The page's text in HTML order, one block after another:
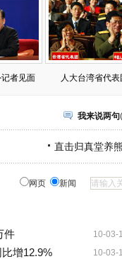
者见面 人大台湾省代表
我来说两句(
直击归真堂养
网页 新闻
10-03-
件
10-03-
增12.9%